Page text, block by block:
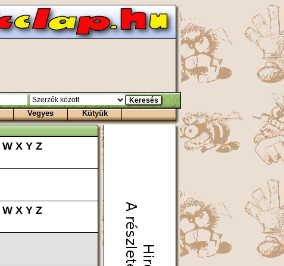
Vegyes Kütyük
W X Y Z
W X Y Z